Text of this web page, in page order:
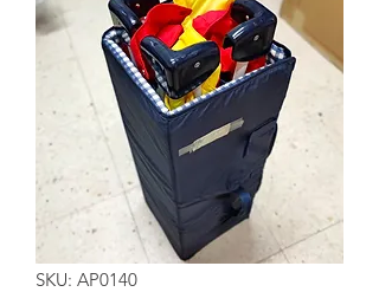
SKU: AP0140